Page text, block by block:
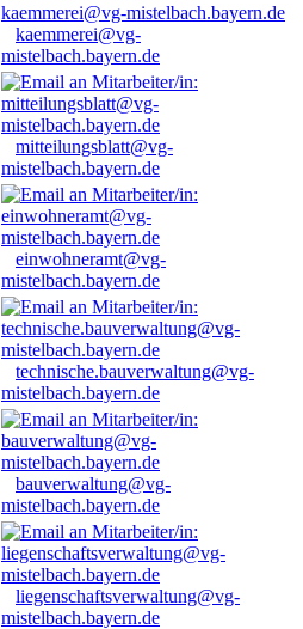
kaemmerei@vg-
mistelbach.bayern.de
mitteilungsblatt@vg-
mistelbach.bayern.de
einwohneramt@vg-
mistelbach.bayern.de
technische.bauverwaltung@vg-
mistelbach.bayern.de
bauverwaltung@vg-
mistelbach.bayern.de
liegenschaftsverwaltung@vg-
mistelbach.bayern.de